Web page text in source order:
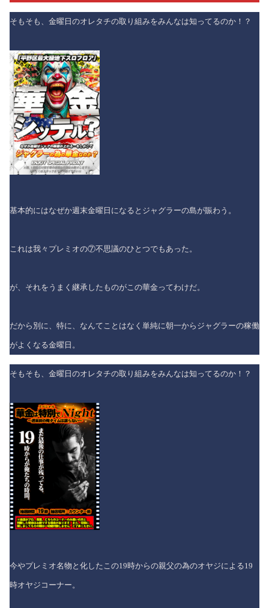
そもそも、金曜日のオレタチの取り組みをみんなは知ってるのか！？
基本的にはなぜか週末金曜日になるとジャグラーの島が賑わう。
これは我々プレミオの⑦不思議のひとつでもあった。
が、それをうまく継承したものがこの華金ってわけだ。
だから別に、特に、なんてことはなく単純に朝一からジャグラーの稼働
がよくなる金曜日。
そもそも、金曜日のオレタチの取り組みをみんなは知ってるのか！？
今やプレミオ名物と化したこの19時からの親父の為のオヤジによる19
時オヤジコーナー。